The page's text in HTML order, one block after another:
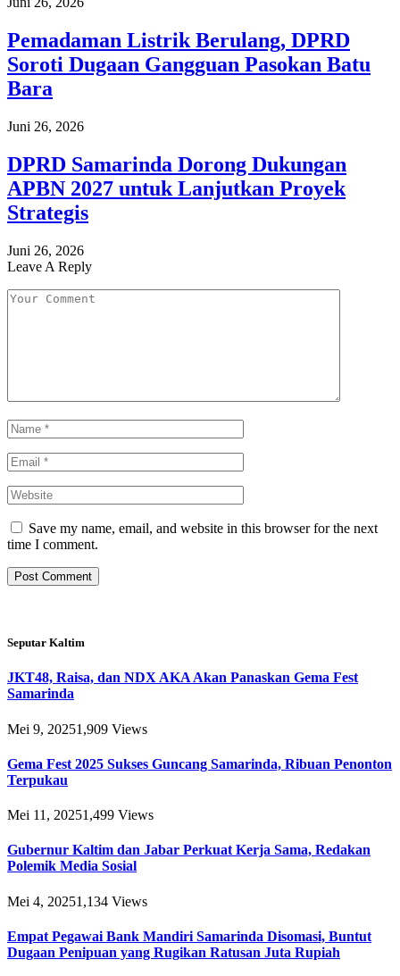
Pemadaman Listrik Berulang, DPRD
Soroti Dugaan Gangguan Pasokan Batu
Bara
Juni 26, 2026
DPRD Samarinda Dorong Dukungan
APBN 2027 untuk Lanjutkan Proyek
Strategis
Juni 26, 2026
Leave A Reply
Save my name, email, and website in this browser for the next
time I comment.
Seputar Kaltim
JKT48, Raisa, dan NDX AKA Akan Panaskan Gema Fest
Samarinda
Mei 9, 20251,909 Views
Gema Fest 2025 Sukses Guncang Samarinda, Ribuan Penonton
Terpukau
Mei 11, 20251,499 Views
Gubernur Kaltim dan Jabar Perkuat Kerja Sama, Redakan
Polemik Media Sosial
Mei 4, 20251,134 Views
Empat Pegawai Bank Mandiri Samarinda Disomasi, Buntut
Dugaan Penipuan yang Rugikan Ratusan Juta Rupiah